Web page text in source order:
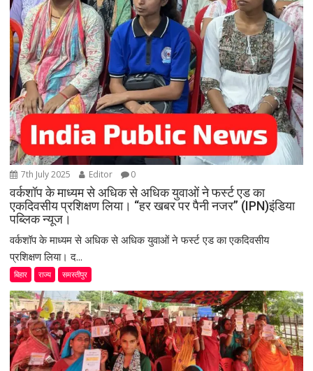
7th July 2025 Editor 0
वर्कशॉप के माध्यम से अधिक से अधिक युवाओं ने फर्स्ट एड का
एकदिवसीय प्रशिक्षण लिया। “हर खबर पर पैनी नजर” (IPN)इंडिया
पब्लिक न्यूज।
वर्कशॉप के माध्यम से अधिक से अधिक युवाओं ने फर्स्ट एड का एकदिवसीय
प्रशिक्षण लिया। द...
बिहार राज्य समस्तीपुर